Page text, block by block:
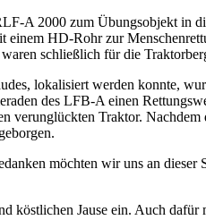
2000 zum Übungsobjekt in
HD-Rohr zur
schließlich für die
lokalisiert werden konnte,
des LFB-A einen
Traktor.
möchten wir uns an
köstlichen Jause ein. Auch